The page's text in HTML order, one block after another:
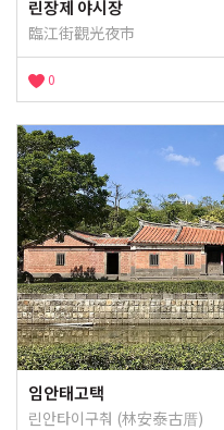
린장제 야시장
臨江街觀光夜市
0
임안태고택
린안타이구춰 (林安泰古厝)